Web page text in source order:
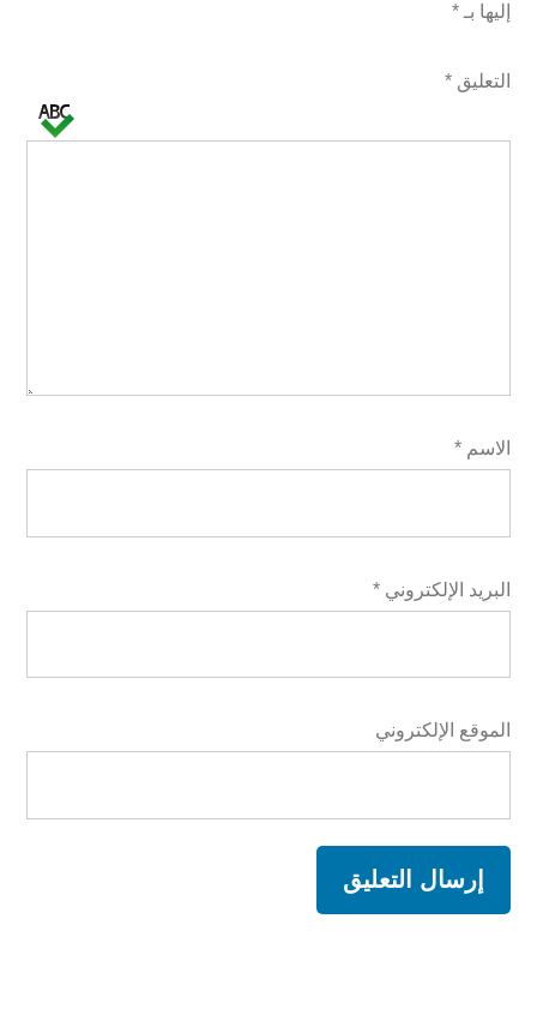
إليها بـ *
التعليق *
الاسم *
البريد الإلكتروني *
الموقع الإلكتروني